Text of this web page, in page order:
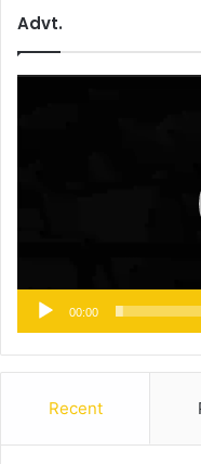
Advt.
00:00
Recent